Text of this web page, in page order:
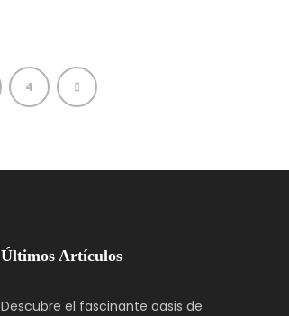
4
Últimos Artículos
Descubre el fascinante oasis de